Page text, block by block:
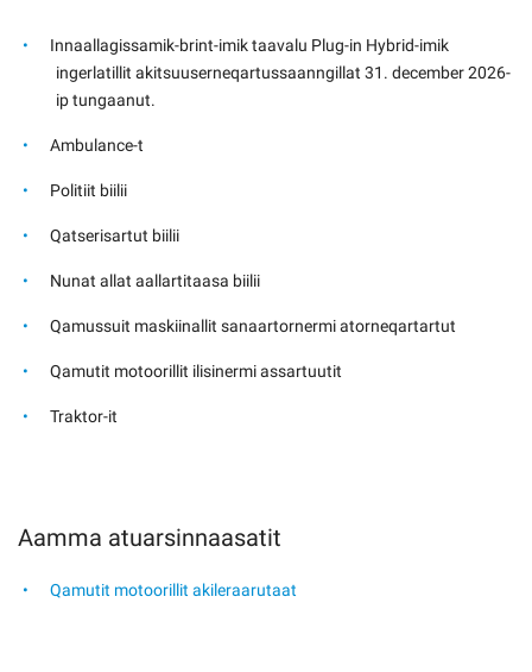
Innaallagissamik-brint-imik taavalu Plug-in Hybrid-imik
ingerlatillit akitsuuserneqartussaanngillat 31. december 2026-
ip tungaanut.
Ambulance-t
Politiit biilii
Qatserisartut biilii
Nunat allat aallartitaasa biilii
Qamussuit maskiinallit sanaartornermi atorneqartartut
Qamutit motoorillit ilisinermi assartuutit
Traktor-it
Aamma atuarsinnaasatit
Qamutit motoorillit akileraarutaat